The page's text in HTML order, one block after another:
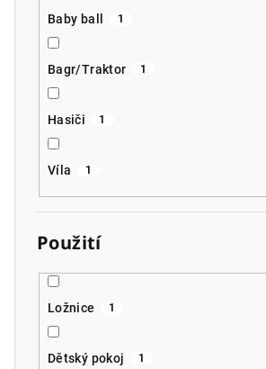
Baby ball 1
Bagr/Traktor 1
Hasiči 1
Víla 1
Použití
Ložnice 1
Dětský pokoj 1